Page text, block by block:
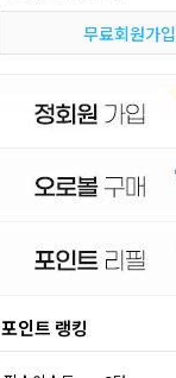
무료회원가입
포인트 랭킹